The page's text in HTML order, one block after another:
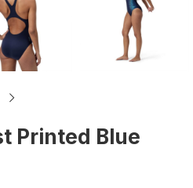
Printed Blue